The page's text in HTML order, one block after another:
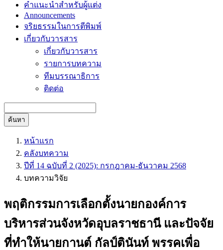
คำแนะนำสำหรับผู้แต่ง
Announcements
จริยธรรมในการตีพิมพ์
เกี่ยวกับวารสาร
เกี่ยวกับวารสาร
รายการบทความ
ทีมบรรณาธิการ
ติดต่อ
ค้นหา
หน้าแรก
คลังบทความ
ปีที่ 14 ฉบับที่ 2 (2025): กรกฎาคม-ธันวาคม 2568
บทความวิจัย
พฤติกรรมการเลือกตั้งนายกองค์การ
บริหารส่วนจังหวัดอุบลราชธานี และปัจจัย
ที่ทำให้นายกานต์ กัลป์ตินันท์ พรรคเพื่อ